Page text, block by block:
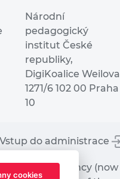
Národní
pedagogický
institut České
republiky,
DigiKoalice Weilova
1271/6 102 00 Praha
10
Vstup do administrace
Agency (now
cookies